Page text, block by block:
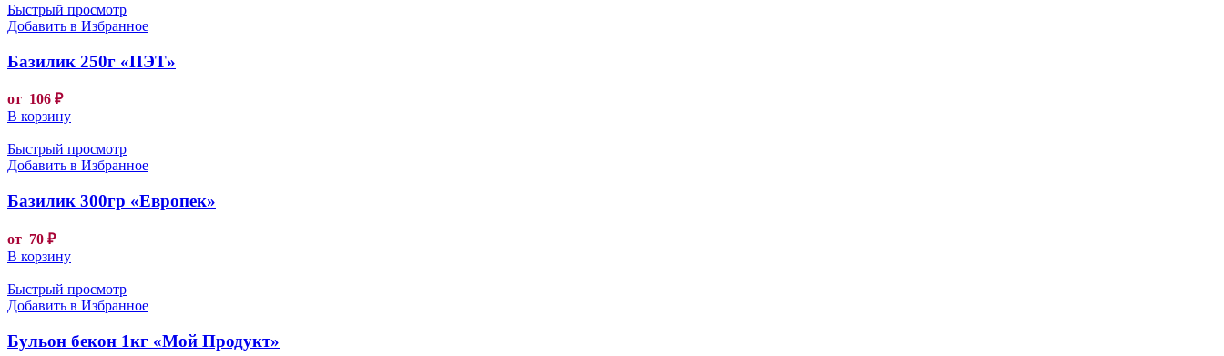
Быстрый просмотр
Добавить в Избранное
Базилик 250г «ПЭТ»
от 106 ₽
В корзину
Быстрый просмотр
Добавить в Избранное
Базилик 300гр «Европек»
от 70 ₽
В корзину
Быстрый просмотр
Добавить в Избранное
Бульон бекон 1кг «Мой Продукт»